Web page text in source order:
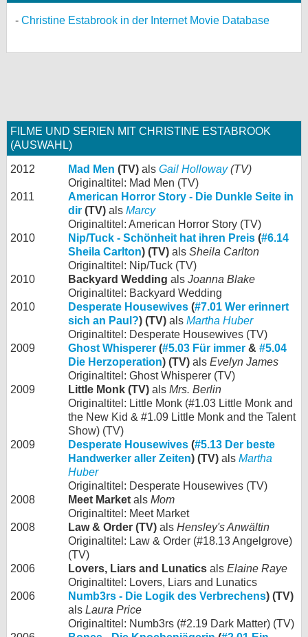
Christine Estabrook in der Internet Movie Database
FILME UND SERIEN MIT CHRISTINE ESTABROOK
(AUSWAHL)
2012 Mad Men (TV) als Gail Holloway(TV)
Originaltitel: Mad Men (TV)
2011
American Horror Story - Die Dunkle Seite in
dir (TV) als Marcy
Originaltitel: American Horror Story (TV)
2010
Nip/Tuck - Schönheit hat ihren Preis (#6.14
Sheila Carlton) (TV) als Sheila Carlton
Originaltitel: Nip/Tuck (TV)
2010
Backyard Wedding als Joanna Blake
Originaltitel: Backyard Wedding
2010
Desperate Housewives (#7.01 Wer erinnert
sich an Paul?) (TV) als Martha Huber
Originaltitel: Desperate Housewives (TV)
2009
Ghost Whisperer (#5.03 Für immer & #5.04
Die Herzoperation) (TV) als Evelyn James
Originaltitel: Ghost Whisperer (TV)
2009
Little Monk (TV) als Mrs. Berlin
Originaltitel: Little Monk (#1.03 Little Monk and
the New Kid & #1.09 Little Monk and the Talent
Show) (TV)
2009
Desperate Housewives (#5.13 Der beste
Handwerker aller Zeiten) (TV) als Martha
Huber
Originaltitel: Desperate Housewives (TV)
2008
Meet Market als Mom
Originaltitel: Meet Market
2008
Law & Order (TV) als Hensley's Anwältin
Originaltitel: Law & Order (#18.13 Angelgrove)
(TV)
2006
Lovers, Liars and Lunatics als Elaine Raye
Originaltitel: Lovers, Liars and Lunatics
2006
Numb3rs - Die Logik des Verbrechens) (TV)
als Laura Price
Originaltitel: Numb3rs (#2.19 Dark Matter) (TV)